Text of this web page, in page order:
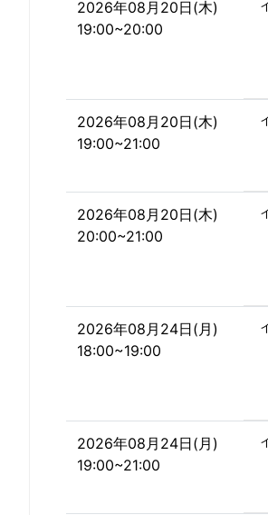
2026年08月20日(木)
19:00~20:00
2026年08月20日(木)
19:00~21:00
2026年08月20日(木)
20:00~21:00
2026年08月24日(月)
18:00~19:00
2026年08月24日(月)
19:00~21:00